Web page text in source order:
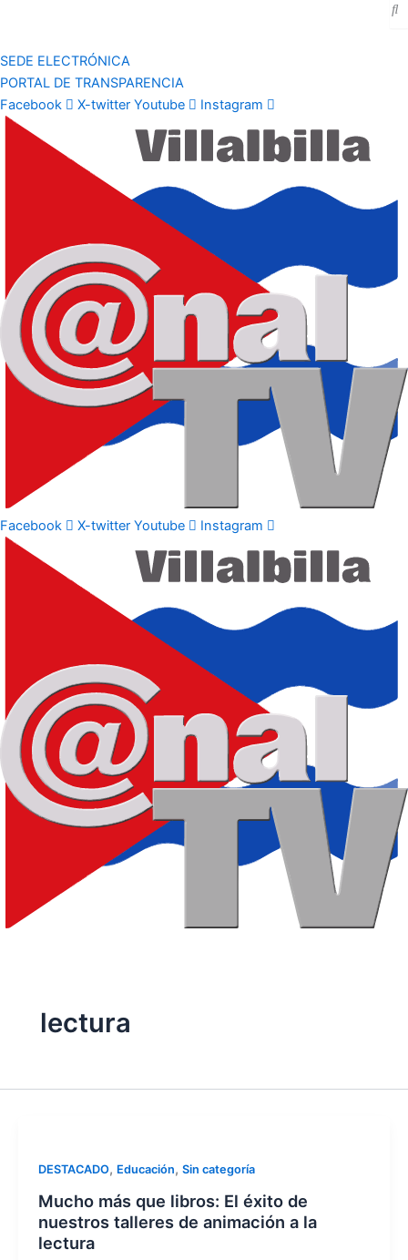
SEDE ELECTRÓNICA
PORTAL DE TRANSPARENCIA
Facebook
X-twitter Youtube Instagram
Facebook X-twitter Youtube Instagram
lectura
DESTACADO, Educación, Sin categoría
Mucho más que libros: El éxito de
nuestros talleres de animación a la
lectura